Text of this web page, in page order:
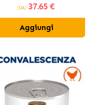
basso contenuto di grassi
per cani
(DA) 37.65 €
Aggiungi